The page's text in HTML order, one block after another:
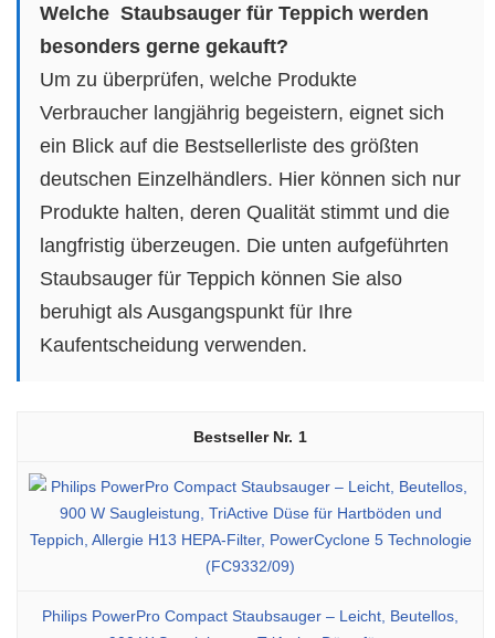
Welche Staubsauger für Teppich werden
besonders gerne gekauft?
Um zu überprüfen, welche Produkte
Verbraucher langjährig begeistern, eignet sich
ein Blick auf die Bestsellerliste des größten
deutschen Einzelhändlers. Hier können sich nur
Produkte halten, deren Qualität stimmt und die
langfristig überzeugen. Die unten aufgeführten
Staubsauger für Teppich können Sie also
beruhigt als Ausgangspunkt für Ihre
Kaufentscheidung verwenden.
1
Philips PowerPro Compact Staubsauger – Leicht, Beutellos,